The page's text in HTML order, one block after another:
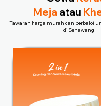
Meja atau
Tawaran harga murah dan berbaloi
di Senawang